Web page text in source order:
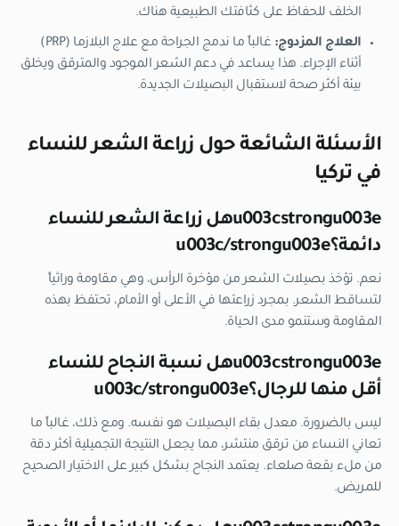
الخلف للحفاظ على كثافتك الطبيعية هناك.
العلاج المزدوج:
غالباً ما ندمج الجراحة مع علاج البلازما (PRP)
أثناء الإجراء. هذا يساعد في دعم الشعر الموجود والمترقق ويخلق
بيئة أكثر صحة لاستقبال البصيلات الجديدة.
الأسئلة الشائعة حول زراعة الشعر للنساء
في تركيا
u003cstrongu003eهل زراعة الشعر للنساء
دائمة؟u003c/strongu003e
نعم. تؤخذ بصيلات الشعر من مؤخرة الرأس، وهي مقاومة وراثياً
لتساقط الشعر. بمجرد زراعتها في الأعلى أو الأمام، تحتفظ بهذه
المقاومة وستنمو مدى الحياة.
u003cstrongu003eهل نسبة النجاح للنساء
أقل منها للرجال؟u003c/strongu003e
ليس بالضرورة. معدل بقاء البصيلات هو نفسه. ومع ذلك، غالباً ما
تعاني النساء من ترقق منتشر، مما يجعل النتيجة التجميلية أكثر دقة
من ملء بقعة صلعاء. يعتمد النجاح بشكل كبير على الاختيار الصحيح
للمريض.